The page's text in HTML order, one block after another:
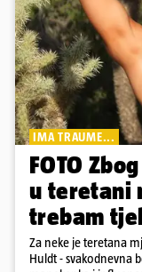
IMA TRAUME...
FOTO
u teretani
trebam
Za neke je teretana
Huldt - svakodnevna